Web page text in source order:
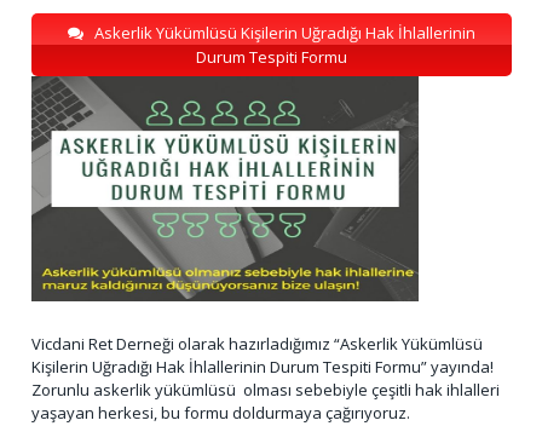
Askerlik Yükümlüsü Kişilerin Uğradığı Hak İhlallerinin
Durum Tespiti Formu
Vicdani Ret Derneği olarak hazırladığımız “Askerlik Yükümlüsü
Kişilerin Uğradığı Hak İhlallerinin Durum Tespiti Formu” yayında!
Zorunlu askerlik yükümlüsü olması sebebiyle çeşitli hak ihlalleri
yaşayan herkesi, bu formu doldurmaya çağırıyoruz.